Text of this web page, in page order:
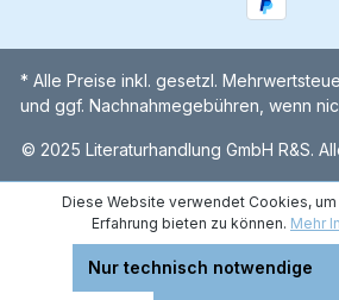
* Alle Preise inkl. gesetzl.
und ggf. Nachnahmegebühren, wenn
© 2025 Literaturhandlung GmbH R&S.
Diese Website verwendet Cookies,
Erfahrung bieten zu können. Mehr
Nur technisch notwendige